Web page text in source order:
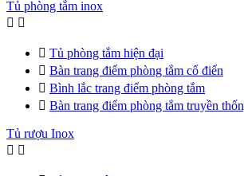
Tủ phòng tắm inox
 
 Tủ phòng tắm hiện đại
 Bàn trang điểm phòng tắm cổ điển
 Bình lắc trang điểm phòng tắm
 Bàn trang điểm phòng tắm truyền
Tủ rượu Inox
 